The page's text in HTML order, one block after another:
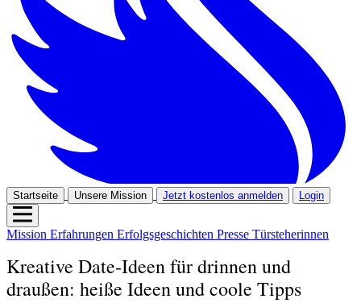
Startseite Unsere Mission Jetzt kostenlos anmelden Login
Mission Erfahrungen Erfolgsgeschichten Presse Türsteherinnen
Kreative Date-Ideen für drinnen und
draußen: heiße Ideen und coole Tipps